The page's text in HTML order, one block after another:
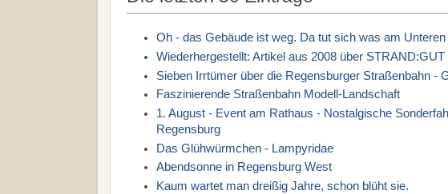
Oh - das Gebäude ist weg. Da tut sich was am Unteren
Wiederhergestellt: Artikel aus 2008 über
Sieben Irrtümer über die Regensburger Straßenbahn -
Faszinierende Straßenbahn Modell-Landschaft
1. August - Event am Rathaus - Nostalgische
Regensburg
Das Glühwürmchen - Lampyridae
Abendsonne in Regensburg West
Kaum wartet man dreißig Jahre, schon blüht sie.